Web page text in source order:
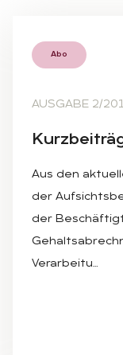
Abo
AUSGABE 2/
Aus den
der
der
Verarbeitu…